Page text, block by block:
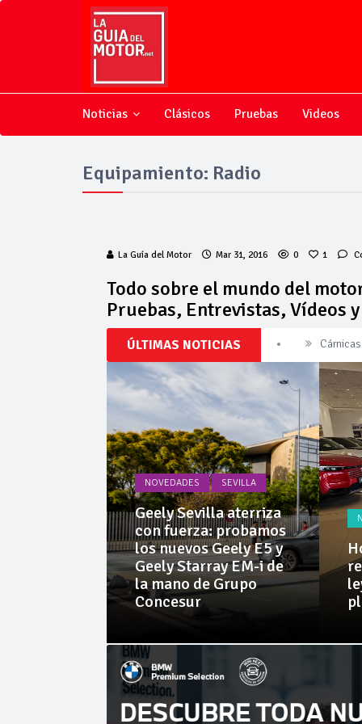
Noticias Clásicos Pruebas Videos
Equipamiento: Radio
La Guía del Motor Mar 31, 2016 0 1
Todo sobre el mundo del
Pruebas, Entrevistas, Vídeos
ÚLTIMAS NOTICIAS
La
Invercar
NOVEDADES SEVILLA
Geely Sevilla aterriza
con fuerza: probamos
los nuevos Geely E5 y
Geely Starray EM-i de
la mano de Grupo
Concesur